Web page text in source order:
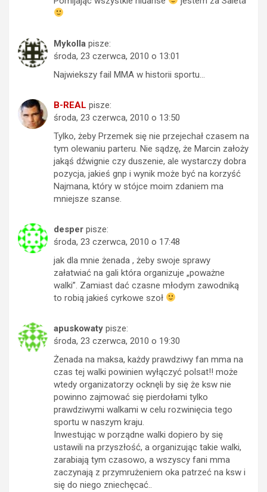
Mykolla pisze:
środa, 23 czerwca, 2010 o 13:01
Najwiekszy fail MMA w historii sportu…
B-REAL pisze:
środa, 23 czerwca, 2010 o 13:50
Tylko, żeby Przemek się nie przejechał czasem na
tym olewaniu parteru. Nie sądzę, że Marcin założy
jakąś dźwignie czy duszenie, ale wystarczy dobra
pozycja, jakieś gnp i wynik może być na korzyść
Najmana, który w stójce moim zdaniem ma
mniejsze szanse.
desper pisze:
środa, 23 czerwca, 2010 o 17:48
jak dla mnie żenada , żeby swoje sprawy
załatwiać na gali która organizuje „poważne
walki”. Zamiast dać czasne młodym zawodniką
to robią jakieś cyrkowe szoł
apuskowaty pisze:
środa, 23 czerwca, 2010 o 19:30
Żenada na maksa, każdy prawdziwy fan mma na
czas tej walki powinien wyłączyć polsat!! może
wtedy organizatorzy ocknęli by się że ksw nie
powinno zajmować się pierdołami tylko
prawdziwymi walkami w celu rozwinięcia tego
sportu w naszym kraju.
Inwestując w porządne walki dopiero by się
ustawili na przyszłość, a organizując takie walki,
zarabiają tym czasowo, a wszyscy fani mma
zaczynają z przymrużeniem oka patrzeć na ksw i
się do niego zniechęcać..